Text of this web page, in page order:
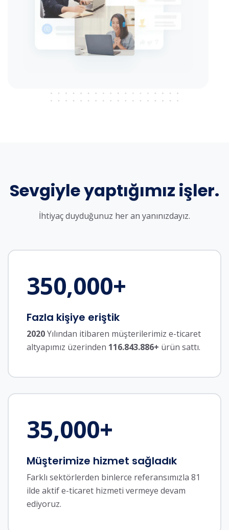
Sevgiyle yaptığımız işler.
İhtiyaç duyduğunuz her an yanınızdayız.
350,000+
Fazla kişiye eriştik
2020Yılından itibaren müşterilerimiz e-ticaret
altyapımız üzerinden 116.843.886+ ürün sattı.
35,000+
Müşterimize hizmet sağladık
Farklı sektörlerden binlerce referansımızla 81
ilde aktif e-ticaret hizmeti vermeye devam
ediyoruz.